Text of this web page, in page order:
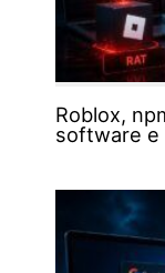
Roblox,
software e